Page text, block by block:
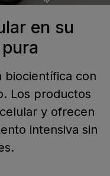
en su
biocientífica con
Los productos
y ofrecen
intensiva sin